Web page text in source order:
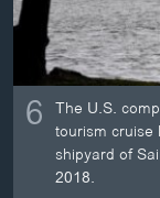
6 The U.S.
tourism cruise
shipyard of
2018.